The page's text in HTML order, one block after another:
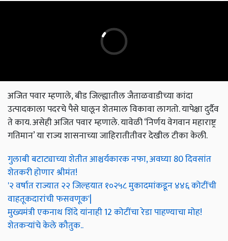
अजित पवार म्हणाले, बीड जिल्ह्यातील जैताळवाडीच्या कांदा
उत्पादकाला पदरचे पैसे घालून शेतमाल विकावा लागतो. यापेक्षा दुर्दैव
ते काय. असेही अजित पवार म्हणाले. यावेळी ‘निर्णय वेगवान महाराष्ट्र
गतिमान’ या राज्य शासनाच्या जाहिरातीतीवर देखील टीका केली.
गुलाबी बटाट्याच्या शेतीत आश्चर्यकारक नफा, अवघ्या 80 दिवसांत
शेतकरी होणार श्रीमंत!
'२ वर्षात राज्यात २२ जिल्हयात १०२५८ मुकादमांकडून ४४६ कोटींची
वाहतूकदारांची फसवणूक'|
मुख्यमंत्री एकनाथ शिंदे यांनाही 12 कोटींचा रेडा पाहण्याचा मोह!
शेतकऱ्यांचे केले कौतुक..